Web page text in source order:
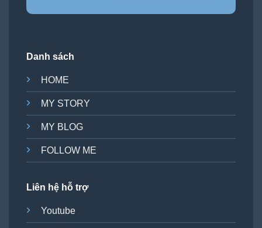
Danh sách
HOME
MY STORY
MY BLOG
FOLLOW ME
Liên hệ hỗ trợ
Youtube